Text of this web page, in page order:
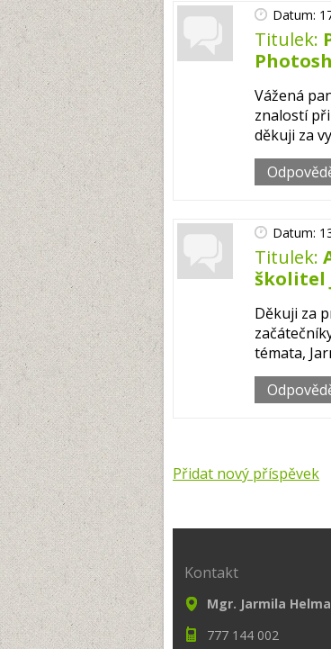
Datum:
Titulek:
Vážená
znalostí
děkuji za
Datum:
Titulek:
školitel
Děkuji za
témata,
Přidat nový příspěvek
Kontakt
Mgr. Jarmila
777 144 002